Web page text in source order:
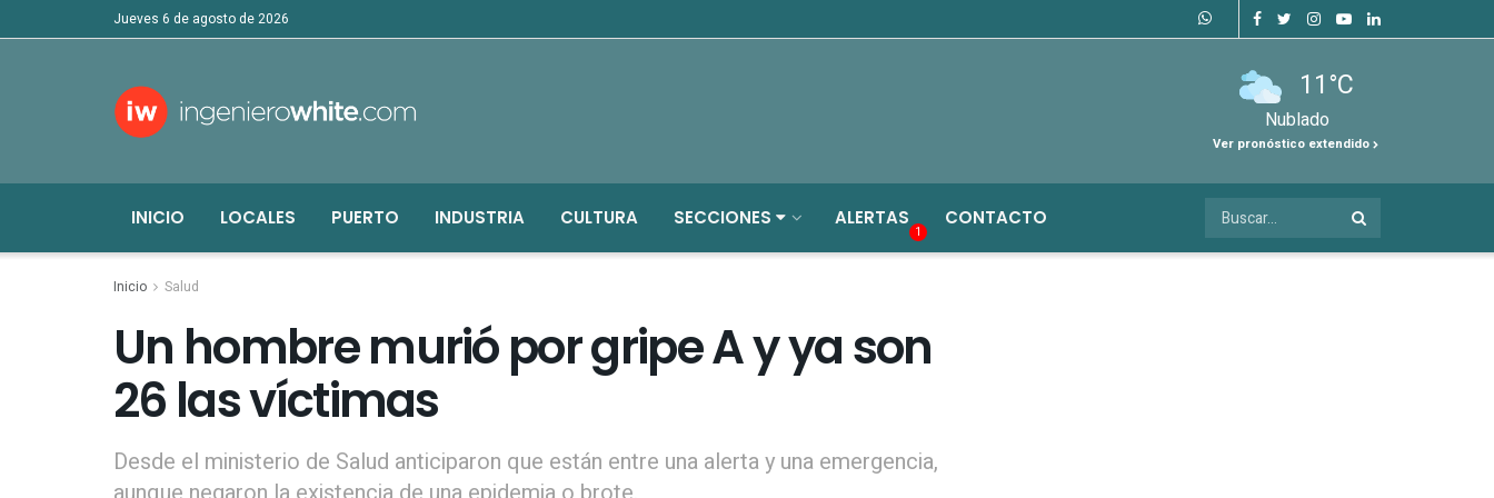
jueves 6 de agosto de 2026
11°C
Nublado
Ver pronóstico extendido
INICIO LOCALES PUERTO INDUSTRIA CULTURA SECCIONES ALERTAS
1
CONTACTO
Inicio Salud
Un hombre murió por gripe A y ya son
26 las víctimas
Desde el ministerio de Salud anticiparon que están entre una alerta y una emergencia,